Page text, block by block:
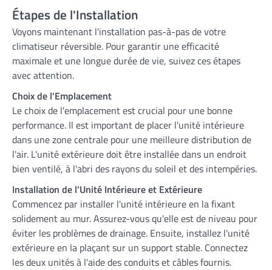
Étapes de l'Installation
Voyons maintenant l'installation pas-à-pas de votre
climatiseur réversible. Pour garantir une efficacité
maximale et une longue durée de vie, suivez ces étapes
avec attention.
Choix de l'Emplacement
Le choix de l'emplacement est crucial pour une bonne
performance. Il est important de placer l'unité intérieure
dans une zone centrale pour une meilleure distribution de
l'air. L'unité extérieure doit être installée dans un endroit
bien ventilé, à l'abri des rayons du soleil et des intempéries.
Installation de l'Unité Intérieure et Extérieure
Commencez par installer l'unité intérieure en la fixant
solidement au mur. Assurez-vous qu'elle est de niveau pour
éviter les problèmes de drainage. Ensuite, installez l'unité
extérieure en la plaçant sur un support stable. Connectez
les deux unités à l'aide des conduits et câbles fournis.